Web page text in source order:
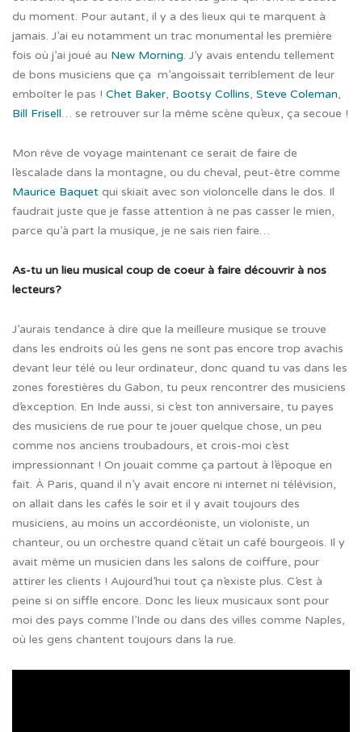
du moment. Pour autant, il y a des lieux qui te marquent à
jamais. J’ai eu notamment un trac monumental les première
fois où j’ai joué au New Morning. J’y avais entendu tellement
de bons musiciens que ça m’angoissait terriblement de leur
emboîter le pas ! Chet Baker, Bootsy Collins, Steve Coleman,
Bill Frisell… se retrouver sur la même scène qu’eux, ça secoue !
Mon rêve de voyage maintenant ce serait de faire de
l’escalade dans la montagne, ou du cheval, peut-être comme
Maurice Baquet qui skiait avec son violoncelle dans le dos. Il
faudrait juste que je fasse attention à ne pas casser le mien,
parce qu’à part la musique, je ne sais rien faire…
As-tu un lieu musical coup de coeur à faire découvrir à nos
lecteurs?
J’aurais tendance à dire que la meilleure musique se trouve
dans les endroits où les gens ne sont pas encore trop avachis
devant leur télé ou leur ordinateur, donc quand tu vas dans les
zones forestières du Gabon, tu peux rencontrer des musiciens
d’exception. En Inde aussi, si c’est ton anniversaire, tu payes
des musiciens de rue pour te jouer quelque chose, un peu
comme nos anciens troubadours, et crois-moi c’est
impressionnant ! On jouait comme ça partout à l’époque en
fait. À Paris, quand il n’y avait encore ni internet ni télévision,
on allait dans les cafés le soir et il y avait toujours des
musiciens, au moins un accordéoniste, un violoniste, un
chanteur, ou un orchestre quand c’était un café bourgeois. Il y
avait même un musicien dans les salons de coiffure, pour
attirer les clients ! Aujourd’hui tout ça n’existe plus. C’est à
peine si on siffle encore. Donc les lieux musicaux sont pour
moi des pays comme l’Inde ou dans des villes comme Naples,
où les gens chantent toujours dans la rue.